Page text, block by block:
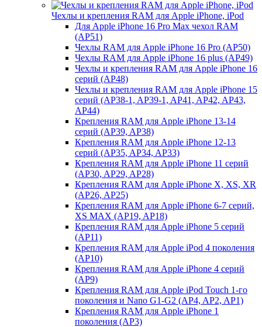
Чехлы и крепления RAM для Apple iPhone, iPod
Для Apple iPhone 16 Pro Max чехол RAM
(AP51)
Чехлы RAM для Apple iPhone 16 Pro (AP50)
Чехлы RAM для Apple iPhone 16 plus (AP49)
Чехлы и крепления RAM для Apple iPhone 16
серий (AP48)
Чехлы и крепления RAM для Apple iPhone 15
серий (AP38-1, AP39-1, AP41, AP42, AP43,
AP44)
Крепления RAM для Apple iPhone 13-14
серий (AP39, AP38)
Крепления RAM для Apple iPhone 12-13
серий (AP35, AP34, AP33)
Крепления RAM для Apple iPhone 11 серий
(AP30, AP29, AP28)
Крепления RAM для Apple iPhone X, XS, XR
(AP26, AP25)
Крепления RAM для Apple iPhone 6-7 серий,
XS MAX (AP19, AP18)
Крепления RAM для Apple iPhone 5 серий
(AP11)
Крепления RAM для Apple iPod 4 поколения
(AP10)
Крепления RAM для Apple iPhone 4 серий
(AP9)
Крепления RAM для Apple iPod Touch 1-го
поколения и Nano G1-G2 (AP4, AP2, AP1)
Крепления RAM для Apple iPhone 1
поколения (AP3)